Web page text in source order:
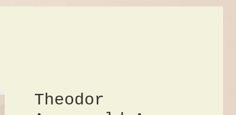
Theodor